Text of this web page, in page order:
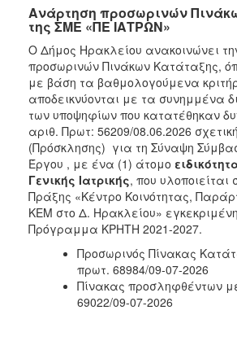
2022
2020
2019
2018
2017
2016
2015
2013
Ανάρτηση προσωρινών
της ΣΜΕ «ΠΕ ΙΑΤΡΩΝ»
Ο Δήμος Ηρακλείου ανακοινώνει
προσωρινών Πινάκων Κατάταξης,
με βάση τα βαθμολογούμενα
αποδεικνύονται με τα συνημμένα
των υποψηφίων που κατατέθηκαν
αριθ. Πρωτ: 56209/08.06.2026
(Πρόσκλησης) για τη Σύναψη
Έργου , με ένα (1) άτομο
Γενικής Ιατρικής, που υλοποιείται
Πράξης «Κέντρο Κοινότητας,
ΚΕΜ στο Δ. Ηρακλείου»
Πρόγραμμα ΚΡΗΤΗ 2021-2027.
Προσωρινός Πίνακας
πρωτ. 68984/09-07-2026
Πίνακας προσληφθέντων
69022/09-07-2026